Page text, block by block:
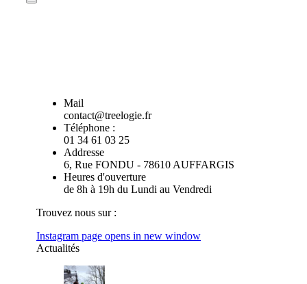
Mail
contact@treelogie.fr
Téléphone :
01 34 61 03 25
Addresse
6, Rue FONDU - 78610 AUFFARGIS
Heures d'ouverture
de 8h à 19h du Lundi au Vendredi
Trouvez nous sur :
Instagram page opens in new window
Actualités